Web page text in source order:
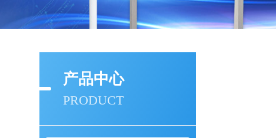
产品中心
PRODUCT